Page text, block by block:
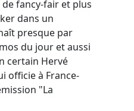
fancy-fair et plus
dans un
presque par
du jour et aussi
certain Hervé
officie à France-
"La